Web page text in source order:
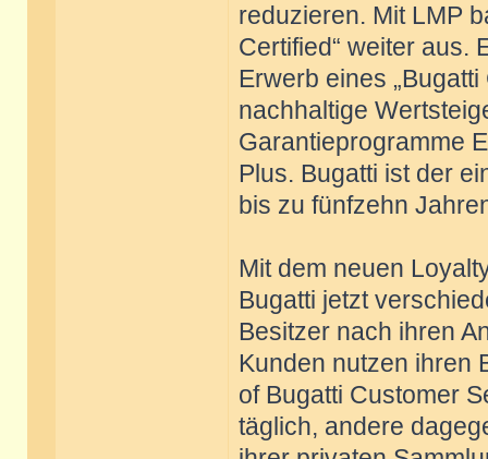
reduzieren. Mit LMP
Certified“ weiter aus.
Erwerb eines
nachhaltige
Garantieprogramme
Plus. Bugatti ist der
bis zu fünfzehn
Mit dem neuen
Bugatti jetzt
Besitzer nach ihren
Kunden nutzen ihren
of Bugatti Customer
täglich, andere